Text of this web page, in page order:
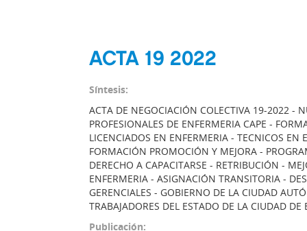
ACTA 19 2022
Síntesis:
ACTA DE NEGOCIACIÓN COLECTIVA 19-2022 -
PROFESIONALES DE ENFERMERIA CAPE -
LICENCIADOS EN ENFERMERIA - TECNICOS EN
FORMACIÓN PROMOCIÓN Y MEJORA -
DERECHO A CAPACITARSE - RETRIBUCIÓN -
ENFERMERIA - ASIGNACIÓN TRANSITORIA -
GERENCIALES - GOBIERNO DE LA CIUDAD
TRABAJADORES DEL ESTADO DE LA CIUDAD DE
Publicación: